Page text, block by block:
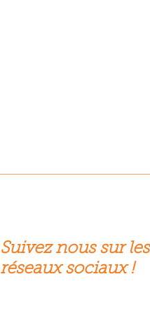
Suivez nous sur les
réseaux sociaux !